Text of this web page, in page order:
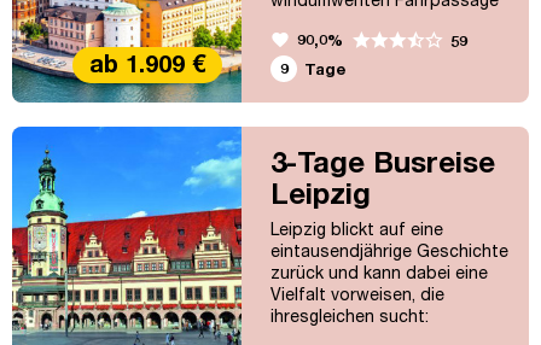
gleitet man träumerisch durch
Dänemarks und Schwedens
bezaubernde Landschaften.
Während der Reise zu den
Glanzlichtern Skandinaviens
zeigen wir Ihnen die Städte
Kopenhagen, Stockholm,
Oslo und vieles mehr.
ab 1.909 €
favorite 90,0%
59
9
Tage
3-Tage Busreise
Leipzig
Leipzig blickt auf eine
eintausendjährige Geschichte
zurück und kann dabei eine
Vielfalt vorweisen, die
ihresgleichen sucht: